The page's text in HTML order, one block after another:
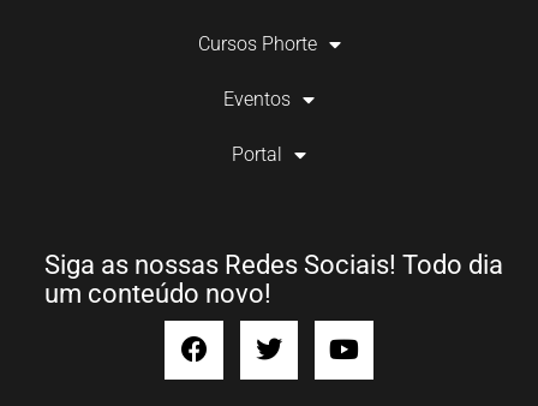
Cursos Phorte
Eventos
Portal
Siga as nossas Redes Sociais! Todo dia
um conteúdo novo!